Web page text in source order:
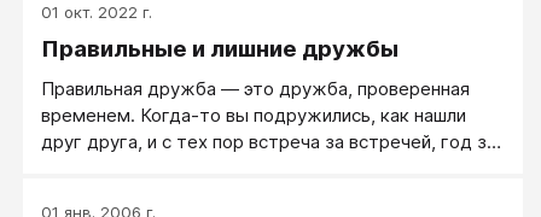
последний год, когда он рассказывает об уродах из
автосервиса и Машке, которая его уже достала, эти
не хочется. Но дружбы — жалко, и Сергей вообще-
то замечательный парень.
01 окт. 2022 г.
Правильные и лишние дружбы
Правильная дружба — это дружба, проверенная
временем. Когда-то вы подружились, как нашли
друг друга, и с тех пор встреча за встречей, год за
01 янв. 2006 г.